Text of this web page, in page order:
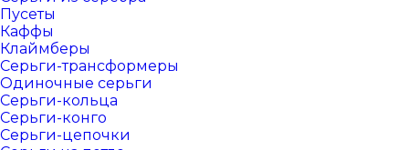
Пусеты
Каффы
Клаймберы
Серьги-трансформеры
Одиночные серьги
Серьги-кольца
Серьги-конго
Серьги-цепочки